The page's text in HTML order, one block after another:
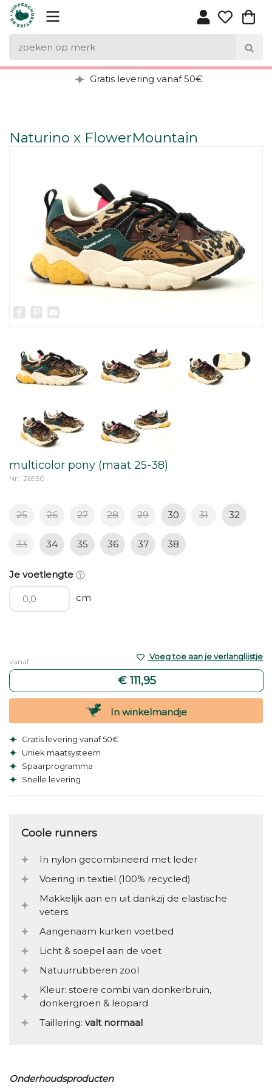
Gratis levering vanaf 50€
Naturino x FlowerMountain
Facebook
Pinterest
multicolor pony (maat 25-38)
Nr.: 26950
25 26 27 28 29 30 31 32
33 34 35 36 37 38
Je voetlengte
cm
vanaf
€ 111,95
Voeg toe aan je verlanglijstje
In winkelmandje
Gratis levering vanaf 50€
Uniek maatsysteem
Spaarprogramma
Snelle levering
Coole runners
In nylon gecombineerd met leder
Voering in textiel (100% recycled)
Makkelijk aan en uit dankzij de elastische
veters
Aangenaam kurken voetbed
Licht & soepel aan de voet
Natuurrubberen zool
Kleur: stoere combi van donkerbruin,
donkergroen & leopard
Taillering: valt normaal
Onderhoudsproducten